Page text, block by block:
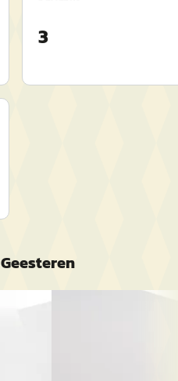
3
Geesteren